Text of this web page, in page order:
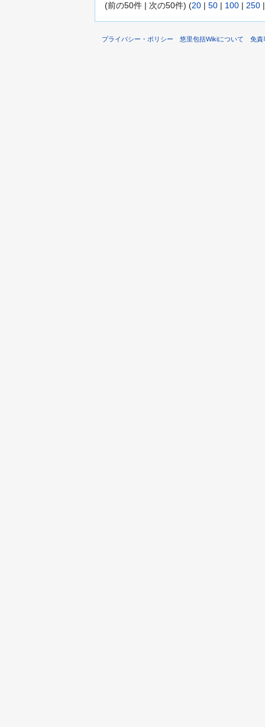
(前の50件 | 次の50件) (20 | 50 | 100 | 250
プライバシー・ポリシー 悠里包括Wikiについて 免責